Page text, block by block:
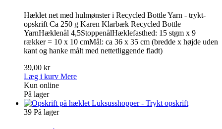
Hæklet net med hulmønster i Recycled Bottle Yarn - trykt-
opskrift Ca 250 g Karen Klarbæk Recycled Bottle
YarnHæklenål 4,5StoppenålHæklefasthed: 15 stgm x 9
rækker = 10 x 10 cmMål: ca 36 x 35 cm (bredde x højde uden
kant og hanke målt med nettetliggende fladt)
39,00 kr
Læg i kurv Mere
Kun online
På lager
39 På lager